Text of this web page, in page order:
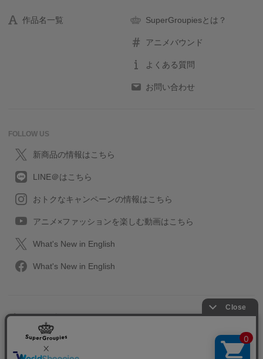
作品名一覧 SuperGroupiesとは？
アニメバウンド
よくある質問
お問い合わせ
FOLLOW US
新商品の情報はこちら
LINE＠はこちら
おトクなキャンペーンの情報はこちら
アニメ×ファッションを楽しむ動画はこちら
What's New in English
What's New in English
プライバシーポリシー
特定取引に関する法律